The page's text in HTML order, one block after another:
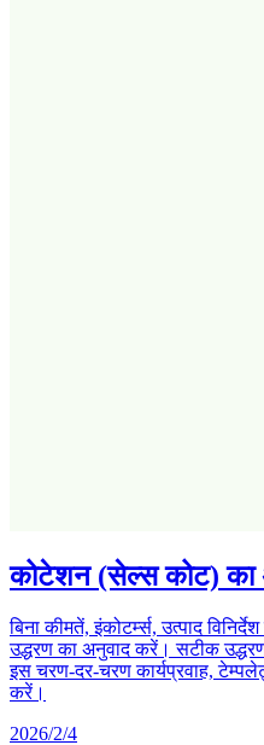
कोटेशन (सेल्स कोट)
बिना कीमतें, इंकोटर्म्स, उत्पाद
उद्धरण का अनुवाद करें। सटीक
इस चरण-दर-चरण कार्यप्रवाह,
करें।
2026/2/4